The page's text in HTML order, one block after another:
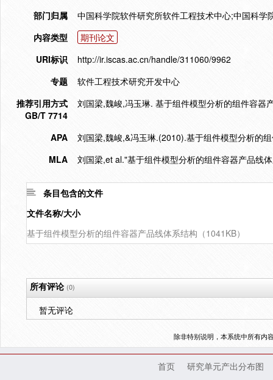
部门归属
中国科学院软件研究所软件工程技术中心;中国科
内容类型
期刊论文
URI标识
http://ir.iscas.ac.cn/handle/311060/9962
专题
软件工程技术研究开发中心
推荐引用方式
GB/T 7714
刘国梁,魏峻,冯玉琳. 基于组件模型分析的组件容
APA
刘国梁,魏峻,&冯玉琳.(2010).基于组件模型分析的
MLA
刘国梁,et al."基于组件模型分析的组件容器产品线
条目包含的文件
文件名称/大小
基于组件模型分析的组件容器产品线体系结构（1041KB）
所有评论(0)
暂无评论
除非特别说明，本系统中所有内
首页 研究单元产出分布图